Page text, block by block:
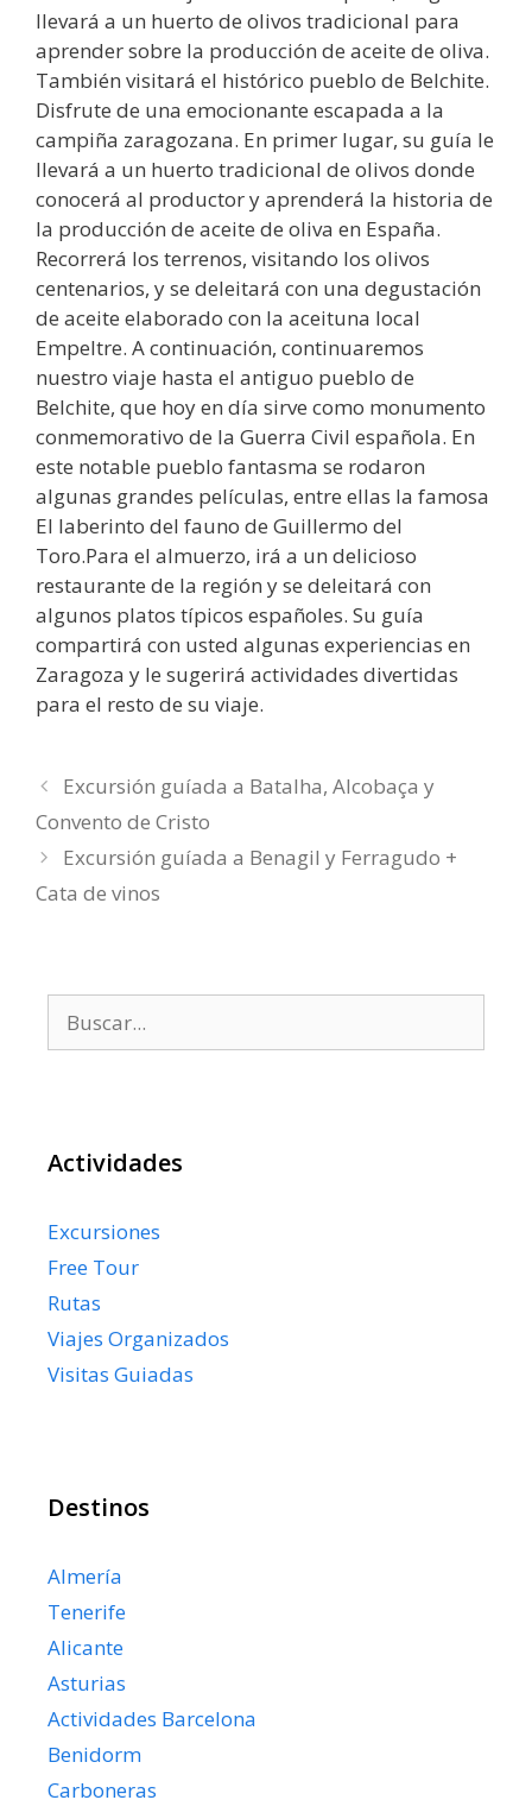
llevará a un huerto de olivos tradicional para
aprender sobre la producción de aceite de oliva.
También visitará el histórico pueblo de Belchite.
Disfrute de una emocionante escapada a la
campiña zaragozana. En primer lugar, su guía le
llevará a un huerto tradicional de olivos donde
conocerá al productor y aprenderá la historia de
la producción de aceite de oliva en España.
Recorrerá los terrenos, visitando los olivos
centenarios, y se deleitará con una degustación
de aceite elaborado con la aceituna local
Empeltre. A continuación, continuaremos
nuestro viaje hasta el antiguo pueblo de
Belchite, que hoy en día sirve como monumento
conmemorativo de la Guerra Civil española. En
este notable pueblo fantasma se rodaron
algunas grandes películas, entre ellas la famosa
El laberinto del fauno de Guillermo del
Toro.Para el almuerzo, irá a un delicioso
restaurante de la región y se deleitará con
algunos platos típicos españoles. Su guía
compartirá con usted algunas experiencias en
Zaragoza y le sugerirá actividades divertidas
para el resto de su viaje.
Excursión guíada a Batalha, Alcobaça y
Convento de Cristo
Excursión guíada a Benagil y Ferragudo +
Cata de vinos
Actividades
Excursiones
Free Tour
Rutas
Viajes Organizados
Visitas Guiadas
Destinos
Almería
Tenerife
Alicante
Asturias
Actividades Barcelona
Benidorm
Carboneras